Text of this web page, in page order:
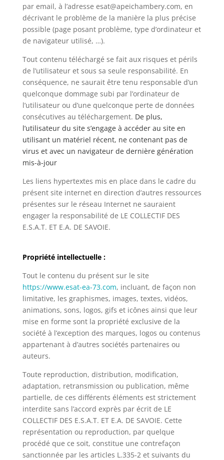
par email, à l’adresse esat@apeichambery.com, en
décrivant le problème de la manière la plus précise
possible (page posant problème, type d’ordinateur et
de navigateur utilisé, …).
Tout contenu téléchargé se fait aux risques et périls
de l’utilisateur et sous sa seule responsabilité. En
conséquence, ne saurait être tenu responsable d’un
quelconque dommage subi par l’ordinateur de
l’utilisateur ou d’une quelconque perte de données
consécutives au téléchargement. De plus,
l’utilisateur du site s’engage à accéder au site en
utilisant un matériel récent, ne contenant pas de
virus et avec un navigateur de dernière génération
mis-à-jour
Les liens hypertextes mis en place dans le cadre du
présent site internet en direction d’autres ressources
présentes sur le réseau Internet ne sauraient
engager la responsabilité de LE COLLECTIF DES
E.S.A.T. ET E.A. DE SAVOIE.
Propriété intellectuelle :
Tout le contenu du présent sur le site
https://www.esat-ea-73.com, incluant, de façon non
limitative, les graphismes, images, textes, vidéos,
animations, sons, logos, gifs et icônes ainsi que leur
mise en forme sont la propriété exclusive de la
société à l’exception des marques, logos ou contenus
appartenant à d’autres sociétés partenaires ou
auteurs.
Toute reproduction, distribution, modification,
adaptation, retransmission ou publication, même
partielle, de ces différents éléments est strictement
interdite sans l’accord exprès par écrit de LE
COLLECTIF DES E.S.A.T. ET E.A. DE SAVOIE. Cette
représentation ou reproduction, par quelque
procédé que ce soit, constitue une contrefaçon
sanctionnée par les articles L.335-2 et suivants du